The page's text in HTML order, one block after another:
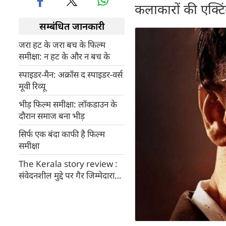
सम्बंधित जानकारी
जरा हट के जरा बच के फिल्म
समीक्षा: न हट के और न बच के
स्पाइडर-मैन: अक्रॉस द स्पाइडर-वर्स
मूवी रिव्यू
भीड़ फिल्म समीक्षा: लॉकडाउन के
दौरान समाज बना भीड़
सिर्फ एक बंदा काफी है फिल्म
समीक्षा
The Kerala story review :
संवेदनशील मुद्दे पर गैर जिम्मेदाराना
कलाकारों की